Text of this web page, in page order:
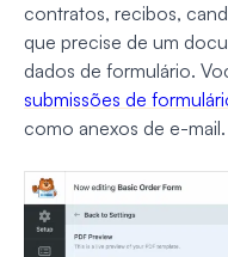
contratos, recibos,
que precise de um
dados de formulário.
submissões de
como anexos de e-mail.